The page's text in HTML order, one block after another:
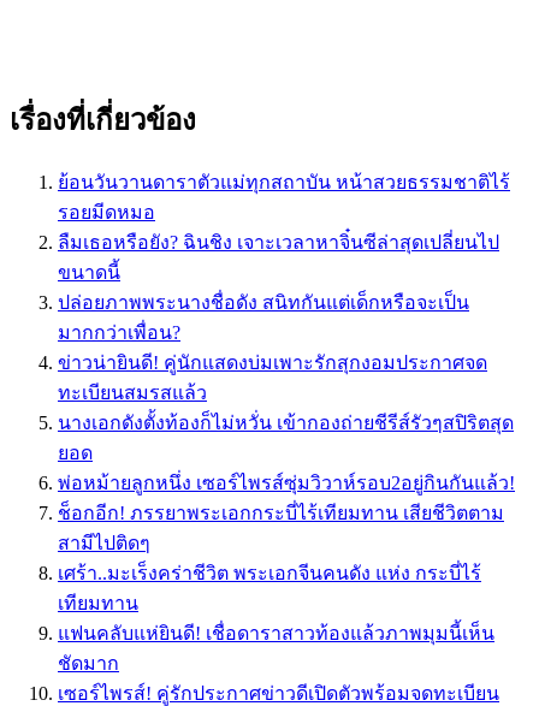
เรื่องที่เกี่ยวข้อง
ย้อนวันวานดาราตัวแม่ทุกสถาบัน หน้าสวยธรรมชาติไร้
รอยมีดหมอ
ลืมเธอหรือยัง? ฉินชิง เจาะเวลาหาจิ๋นซีล่าสุดเปลี่ยนไป
ขนาดนี้
ปล่อยภาพพระนางชื่อดัง สนิทกันแต่เด็กหรือจะเป็น
มากกว่าเพื่อน?
ข่าวน่ายินดี! คู่นักแสดงบ่มเพาะรักสุกงอมประกาศจด
ทะเบียนสมรสแล้ว
นางเอกดังตั้งท้องก็ไม่หวั่น เข้ากองถ่ายชีรีส์รัวๆสปิริตสุด
ยอด
พ่อหม้ายลูกหนึ่ง เซอร์ไพรส์ซุ่มวิวาห์รอบ2อยู่กินกันแล้ว!
ช็อกอีก! ภรรยาพระเอกกระบี่ไร้เทียมทาน เสียชีวิตตาม
สามีไปติดๆ
เศร้า..มะเร็งคร่าชีวิต พระเอกจีนคนดัง แห่ง กระบี่ไร้
เทียมทาน
แฟนคลับแห่ยินดี! เชื่อดาราสาวท้องแล้วภาพมุมนี้เห็น
ชัดมาก
เซอร์ไพรส์! คู่รักประกาศข่าวดีเปิดตัวพร้อมจดทะเบียน